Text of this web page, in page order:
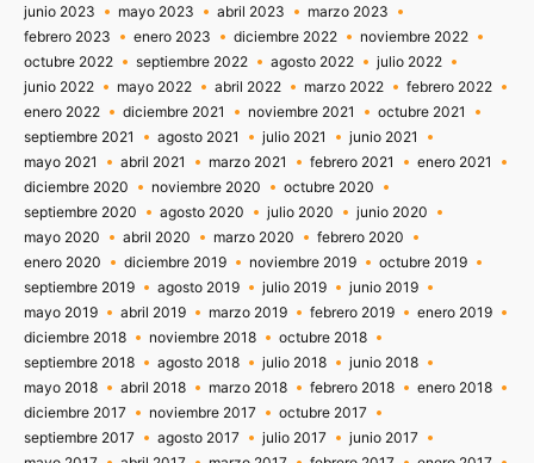
junio 2023
mayo 2023 abril 2023
marzo 2023
febrero 2023
enero 2023 diciembre 2022
noviembre 2022
octubre 2022
septiembre 2022 agosto 2022
julio 2022
junio 2022
mayo 2022 abril 2022 marzo 2022
febrero 2022
enero 2022
diciembre 2021 noviembre 2021
octubre 2021
septiembre 2021
agosto 2021 julio 2021
junio 2021
mayo 2021
abril 2021 marzo 2021 febrero 2021
enero 2021
diciembre 2020
noviembre 2020
octubre 2020
septiembre 2020
agosto 2020 julio 2020
junio 2020
mayo 2020
abril 2020 marzo 2020
febrero 2020
enero 2020
diciembre 2019 noviembre 2019
octubre 2019
septiembre 2019
agosto 2019 julio 2019
junio 2019
mayo 2019
abril 2019 marzo 2019 febrero 2019
enero 2019
diciembre 2018
noviembre 2018
octubre 2018
septiembre 2018
agosto 2018 julio 2018
junio 2018
mayo 2018
abril 2018 marzo 2018 febrero 2018
enero 2018
diciembre 2017
noviembre 2017
octubre 2017
septiembre 2017
agosto 2017 julio 2017
junio 2017